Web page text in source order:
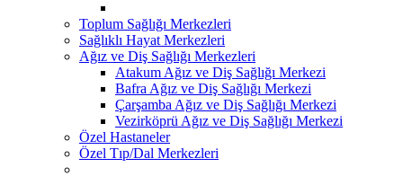
Toplum Sağlığı Merkezleri
Sağlıklı Hayat Merkezleri
Ağız ve Diş Sağlığı Merkezleri
Atakum Ağız ve Diş Sağlığı Merkezi
Bafra Ağız ve Diş Sağlığı Merkezi
Çarşamba Ağız ve Diş Sağlığı Merkezi
Vezirköprü Ağız ve Diş Sağlığı Merkezi
Özel Hastaneler
Özel Tıp/Dal Merkezleri